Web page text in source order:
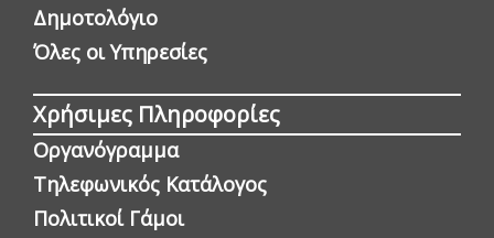
Δημοτολόγιο
Όλες οι Yπηρεσίες
Χρήσιμες Πληροφορίες
Οργανόγραμμα
Τηλεφωνικός Κατάλογος
Πολιτικοί Γάμοι